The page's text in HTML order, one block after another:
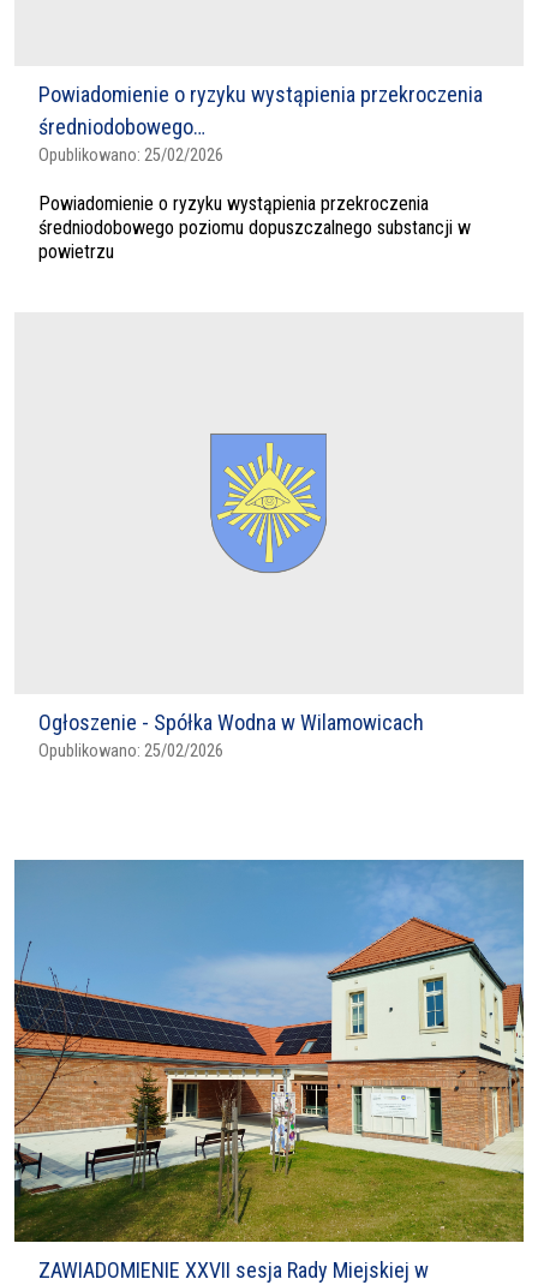
Powiadomienie o ryzyku wystąpienia przekroczenia
średniodobowego…
Opublikowano: 25/02/2026
Powiadomienie o ryzyku wystąpienia przekroczenia
średniodobowego poziomu dopuszczalnego substancji w
powietrzu
Ogłoszenie - Spółka Wodna w Wilamowicach
Opublikowano: 25/02/2026
ZAWIADOMIENIE XXVII sesja Rady Miejskiej w